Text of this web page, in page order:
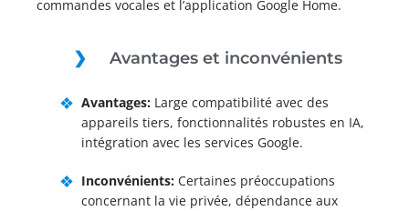
commandes vocales et l’application Google Home.
Avantages et inconvénients
Avantages: Large compatibilité avec des
appareils tiers, fonctionnalités robustes en IA,
intégration avec les services Google.
Inconvénients: Certaines préoccupations
concernant la vie privée, dépendance aux